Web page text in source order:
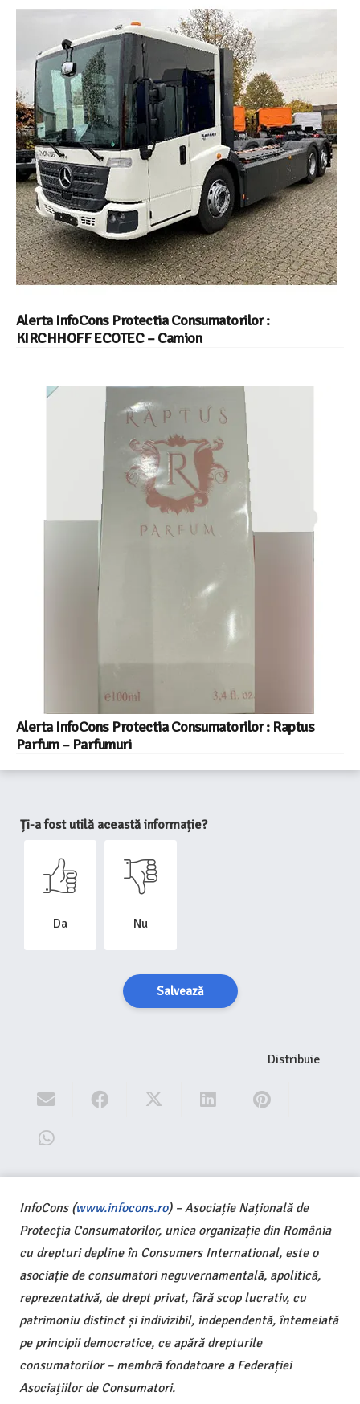
Alerta InfoCons Protectia Consumatorilor :
KIRCHHOFF ECOTEC – Camion
Alerta InfoCons Protectia Consumatorilor : Raptus
Parfum – Parfumuri
Ți-a fost utilă această informație?
Da Nu
Salvează
Distribuie
InfoCons (www.infocons.ro) – Asociație Națională de
Protecția Consumatorilor, unica organizație din România
cu drepturi depline în Consumers International, este o
asociație de consumatori neguvernamentală, apolitică,
reprezentativă, de drept privat, fără scop lucrativ, cu
patrimoniu distinct și indivizibil, independentă, întemeiată
pe principii democratice, ce apără drepturile
consumatorilor – membră fondatoare a Federației
Asociațiilor de Consumatori.